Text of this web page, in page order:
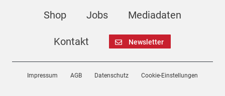
Shop Jobs Mediadaten
Kontakt Newsletter
Impressum AGB Datenschutz Cookie-Einstellungen